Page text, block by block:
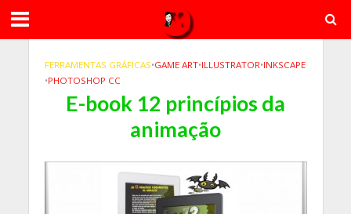
FERRAMENTAS GRÁFICAS•GAME ART•ILLUSTRATOR•INKSCAPE
•PHOTOSHOP CC
E-book 12 princípios da
animação